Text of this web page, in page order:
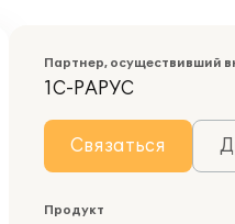
Партнер, осуществивший
1С-РАРУС
Связаться
Продукт